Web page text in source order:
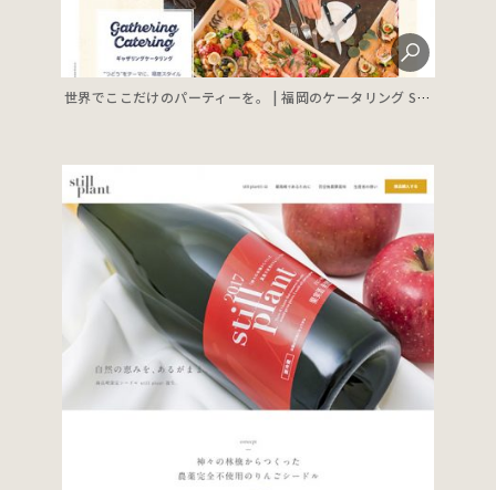
世界でここだけのパーティーを。 | 福岡のケータリング SONES